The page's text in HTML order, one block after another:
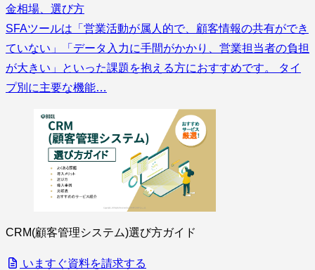
金相場、選び方
SFAツールは「営業活動が属人的で、顧客情報の共有ができ
ていない」「データ入力に手間がかかり、営業担当者の負担
が大きい」といった課題を抱える方におすすめです。 タイ
プ別に主要な機能…
CRM(顧客管理システム)選び方ガイド
いますぐ資料を請求する